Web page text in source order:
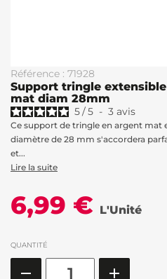
Référence : 71928
Support tringle extensible
mat diam 28mm
5/5 - 3 avis
Ce support de tringle en argent mat
diamètre de 28 mm s'accordera
et...
Lire la suite
6,99 € L'Unité
QUANTITÉ